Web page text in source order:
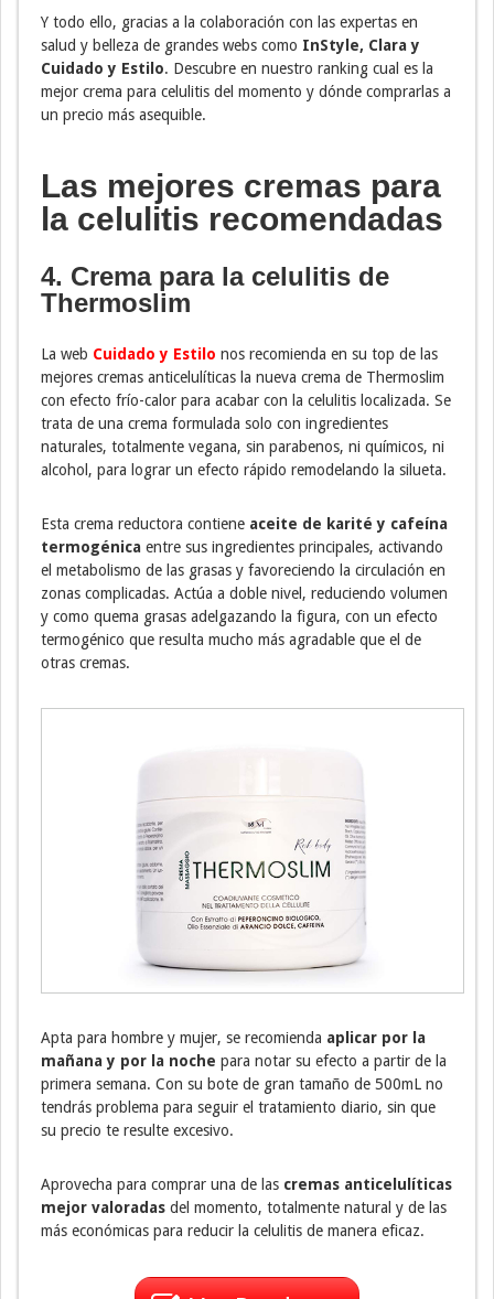
Y todo ello, gracias a la colaboración con las expertas en
salud y belleza de grandes webs como InStyle, Clara y
Cuidado y Estilo. Descubre en nuestro ranking cual es la
mejor crema para celulitis del momento y dónde comprarlas a
un precio más asequible.
Las mejores cremas para
la celulitis recomendadas
4. Crema para la celulitis de
Thermoslim
La web Cuidado y Estilo nos recomienda en su top de las
mejores cremas anticelulíticas la nueva crema de Thermoslim
con efecto frío-calor para acabar con la celulitis localizada. Se
trata de una crema formulada solo con ingredientes
naturales, totalmente vegana, sin parabenos, ni químicos, ni
alcohol, para lograr un efecto rápido remodelando la silueta.
Esta crema reductora contiene aceite de karité y cafeína
termogénica entre sus ingredientes principales, activando
el metabolismo de las grasas y favoreciendo la circulación en
zonas complicadas. Actúa a doble nivel, reduciendo volumen
y como quema grasas adelgazando la figura, con un efecto
termogénico que resulta mucho más agradable que el de
otras cremas.
Apta para hombre y mujer, se recomienda aplicar por la
mañana y por la noche para notar su efecto a partir de la
primera semana. Con su bote de gran tamaño de 500mL no
tendrás problema para seguir el tratamiento diario, sin que
su precio te resulte excesivo.
Aprovecha para comprar una de las cremas anticelulíticas
mejor valoradas del momento, totalmente natural y de las
más económicas para reducir la celulitis de manera eficaz.